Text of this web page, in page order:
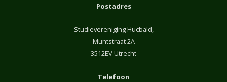
Postadres
Studievereniging Hucbald,
Muntstraat 2A
3512EV Utrecht
Telefoon